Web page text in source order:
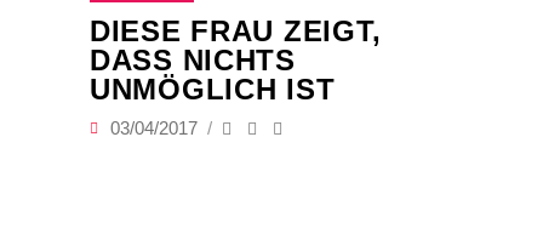
DIESE FRAU ZEIGT,
DASS NICHTS
UNMÖGLICH IST
03/04/2017